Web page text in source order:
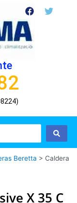
F
a
c
e
b
o
T
w
Beretta > Caldera
X 35 C